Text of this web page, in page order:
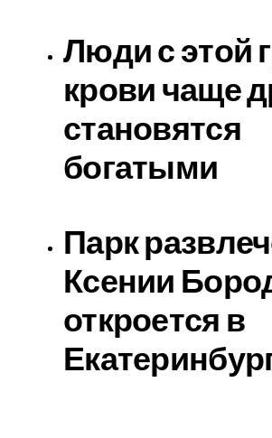
Люди с этой
крови чаще
становятся
богатыми
Парк
Ксении
откроется в